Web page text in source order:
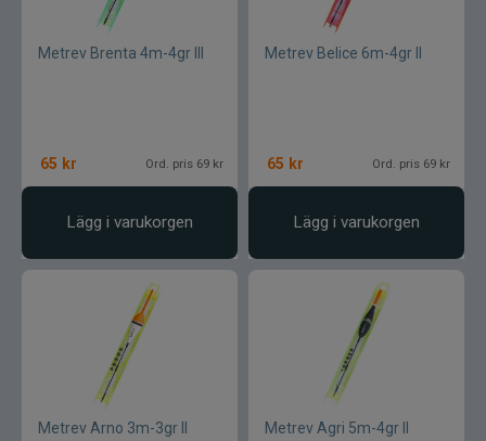
VK produkter
Watersnake
Wolfcreek Lures
X Zone
Metrev Brenta 4m-4gr III
65 kr Ord. pris 69 kr
Lägg i varukorgen
Metrev Belice 6m-4gr II
65 kr Ord. pris 69 kr
Lägg i varukorgen
Metrev Arno 3m-3gr II Metrev Agri 5m-4gr II